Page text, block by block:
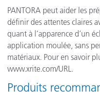
PANTORA peut aider les
définir des attentes claires
quant à l’apparence d’un
application moulée, sans
matériaux. Pour en savoir
www.xrite.com/URL.
Produits